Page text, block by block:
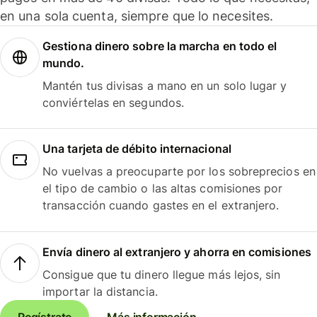
en una sola cuenta, siempre que lo necesites.
Gestiona dinero sobre la marcha en todo el
mundo.
Mantén tus divisas a mano en un solo lugar y
conviértelas en segundos.
Una tarjeta de débito internacional
No vuelvas a preocuparte por los sobreprecios en
el tipo de cambio o las altas comisiones por
transacción cuando gastes en el extranjero.
Envía dinero al extranjero y ahorra en comisiones
Consigue que tu dinero llegue más lejos, sin
importar la distancia.